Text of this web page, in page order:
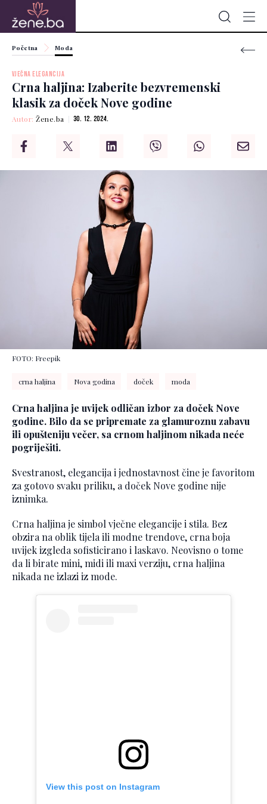
Početna Moda
VJEČNA ELEGANCIJA
Crna haljina: Izaberite bezvremenski
klasik za doček Nove godine
Autor:Žene.ba 30. 12. 2024.
FOTO: Freepik
crna haljina Nova godina doček moda
Crna haljina je uvijek odličan izbor za doček Nove
godine. Bilo da se pripremate za glamuroznu zabavu
ili opušteniju večer, sa crnom haljinom nikada neće
pogriješiti.
Svestranost, elegancija i jednostavnost čine je favoritom
za gotovo svaku priliku, a doček Nove godine nije
iznimka.
Crna haljina je simbol vječne elegancije i stila. Bez
obzira na oblik tijela ili modne trendove, crna boja
uvijek izgleda sofisticirano i laskavo. Neovisno o tome
da li birate mini, midi ili maxi verziju, crna haljina
nikada ne izlazi iz mode.
View this post on Instagram